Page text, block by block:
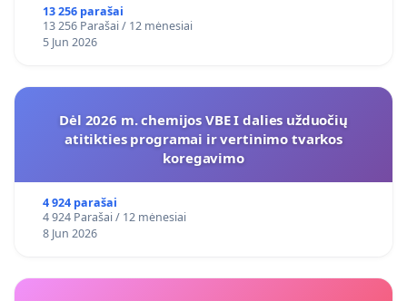
13 256 parašai
13 256 Parašai / 12 mėnesiai
5 Jun 2026
Dėl 2026 m. chemijos VBE I dalies užduočių
atitikties programai ir vertinimo tvarkos
koregavimo
4 924 parašai
4 924 Parašai / 12 mėnesiai
8 Jun 2026